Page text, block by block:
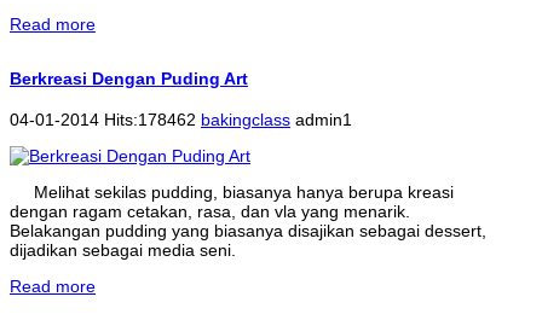
Read more
Berkreasi Dengan Puding Art
04-01-2014 Hits:178462 bakingclass admin1
Melihat sekilas pudding, biasanya hanya berupa kreasi
dengan ragam cetakan, rasa, dan vla yang menarik.
Belakangan pudding yang biasanya disajikan sebagai dessert,
dijadikan sebagai media seni.
Read more